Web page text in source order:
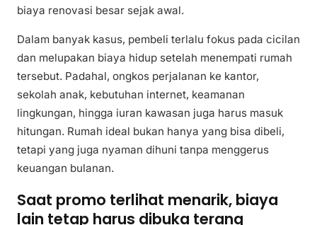
biaya renovasi besar sejak awal.
Dalam banyak kasus, pembeli terlalu fokus pada cicilan
dan melupakan biaya hidup setelah menempati rumah
tersebut. Padahal, ongkos perjalanan ke kantor,
sekolah anak, kebutuhan internet, keamanan
lingkungan, hingga iuran kawasan juga harus masuk
hitungan. Rumah ideal bukan hanya yang bisa dibeli,
tetapi yang juga nyaman dihuni tanpa menggerus
keuangan bulanan.
Saat promo terlihat menarik, biaya
lain tetap harus dibuka terang